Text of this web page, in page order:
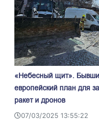
«Небесный щит».
европейский план для
ракет и дронов
07/03/2025 13:55:22